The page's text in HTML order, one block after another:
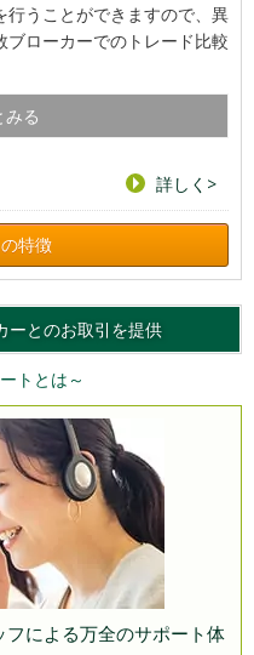
行うことができますので、異
ローカーでのトレード比較
みる
詳しく>
特徴
ーとのお取引を提供
トとは～
による万全のサポート体